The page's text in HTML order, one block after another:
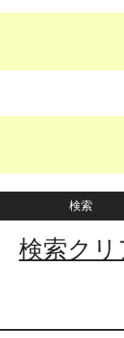
検索クリ